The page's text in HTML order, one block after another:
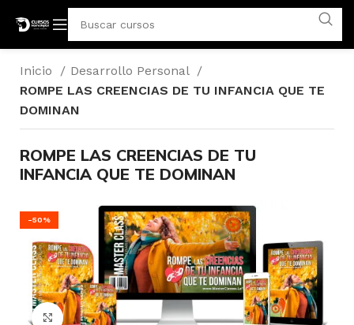
Inicio
Desarrollo Personal
ROMPE LAS CREENCIAS DE TU INFANCIA QUE TE
DOMINAN
ROMPE LAS CREENCIAS DE TU
INFANCIA QUE TE DOMINAN
-50%
Click para agrandar